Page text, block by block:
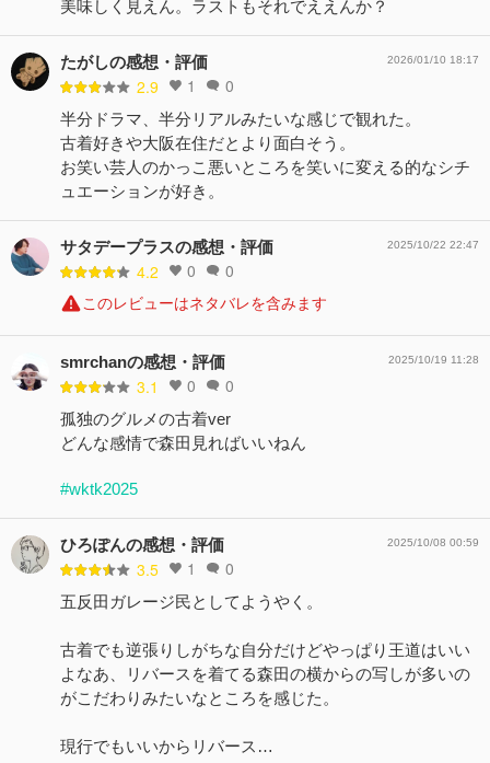
美味しく見えん。ラストもそれでええんか？
たがしの感想・評価
2.9 1 0
2026/01/10 18:17
半分ドラマ、半分リアルみたいな感じで観れた。
古着好きや大阪在住だとより面白そう。
お笑い芸人のかっこ悪いところを笑いに変える的なシチ
ュエーションが好き。
サタデープラスの感想・評価
4.2 0 0
2025/10/22 22:47
このレビューはネタバレを含みます
smrchanの感想・評価
3.1 0 0
2025/10/19 11:28
孤独のグルメの古着ver
どんな感情で森田見ればいいねん
#wktk2025
ひろぽんの感想・評価
3.5 1 0
2025/10/08 00:59
五反田ガレージ民としてようやく。
古着でも逆張りしがちな自分だけどやっぱり王道はいい
よなあ、リバースを着てる森田の横からの写しが多いの
がこだわりみたいなところを感じた。
現行でもいいからリバース…